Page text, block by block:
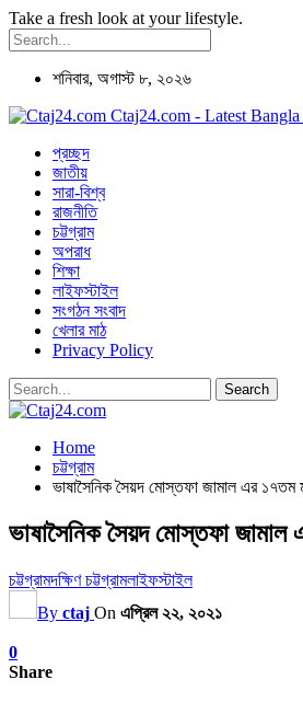
Take a fresh look at your lifestyle.
শনিবার, অগাস্ট ৮, ২০২৬
Ctaj24.com - Latest
প্রচ্ছদ
জাতীয়
সারা-বিশ্ব
রাজনীতি
চট্টগ্রাম
অপরাধ
শিক্ষা
লাইফস্টাইল
সংগঠন সংবাদ
খেলার মাঠ
Privacy Policy
Home
চট্টগ্রাম
ভাষাসৈনিক সৈয়দ মোস্তফা জামাল এর ১৭তম
ভাষাসৈনিক সৈয়দ মোস্তফা জামাল
চট্টগ্রামদক্ষিণ চট্টগ্রামলাইফস্টাইল
By ctaj On এপ্রিল ২২, ২০২১
0
Share